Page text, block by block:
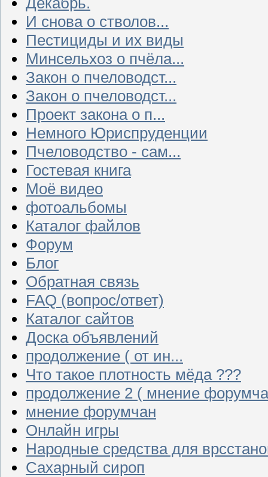
И снова о стволов...
Пестициды и их виды
Минсельхоз о пчёла...
Закон о пчеловодст...
Закон о пчеловодст...
Проект закона о п...
Немного Юриспруденции
Пчеловодство - сам...
Гостевая книга
Моё видео
фотоальбомы
Каталог файлов
Форум
Блог
Обратная связь
FAQ (вопрос/ответ)
Каталог сайтов
Доска объявлений
продолжение ( от ин...
Что такое плотность мёда ???
продолжение 2 ( мнение
мнение форумчан
Онлайн игры
Народные средства для
Сахарный сироп